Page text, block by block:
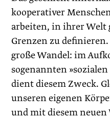
kooperativer
arbeiten, in ihrer Welt
Grenzen zu
große Wandel: im
sogenannten »sozialen
dient diesem Zweck.
unseren eigenen
und mit diesem